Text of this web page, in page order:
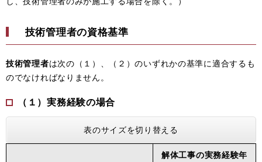
技術管理者の資格基準
技術管理者は次の（１）、（２）のいずれかの基準に適合するも
のでなければなりません。
（１）実務経験の場合
表のサイズを切り替える
解体工事の実務経験年